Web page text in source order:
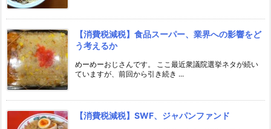
【消費税減税】食品スーパー、業界への影響をど
う考えるか
めーめーおじさんです。 ここ最近衆議院選挙ネタが続い
ていますが、前回から引き続き ...
【消費税減税】SWF、ジャパンファンド